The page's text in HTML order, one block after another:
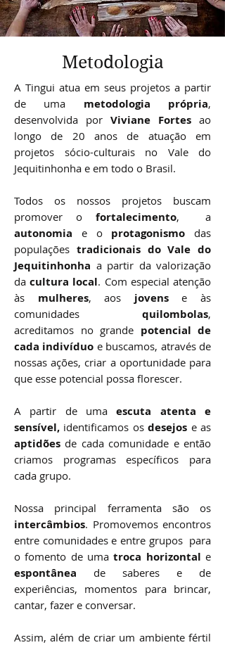
Metodologia
A Tingui atua em seus projetos a partir
de uma metodologia própria,
desenvolvida por Viviane Fortes ao
longo de 20 anos de atuação em
projetos sócio-culturais no Vale do
Jequitinhonha e em todo o Brasil.
Todos os nossos projetos buscam
promover o fortalecimento, a
autonomia e o protagonismo das
populações tradicionais do Vale do
Jequitinhonha a partir da valorização
dacultura local. Com especial atenção
às mulheres, aos jovense às
comunidades quilombolas,
acreditamos no grande potencial de
cada indivíduo e buscamos, através de
nossas ações, criar a oportunidade para
que esse potencial possa florescer.
A partir de umaescuta atenta e
sensível, identificamos osdesejos e as
aptidões de cada comunidade e então
criamos programas específicos para
cada grupo.
Nossa principal ferramenta são os
intercâmbios. Promovemos encontros
entre comunidades e entre grupos para
o fomento de uma troca horizontal e
espontânea de saberes e de
experiências, momentos para brincar,
cantar, fazer e conversar.
Assim, além de criar um ambiente fértil